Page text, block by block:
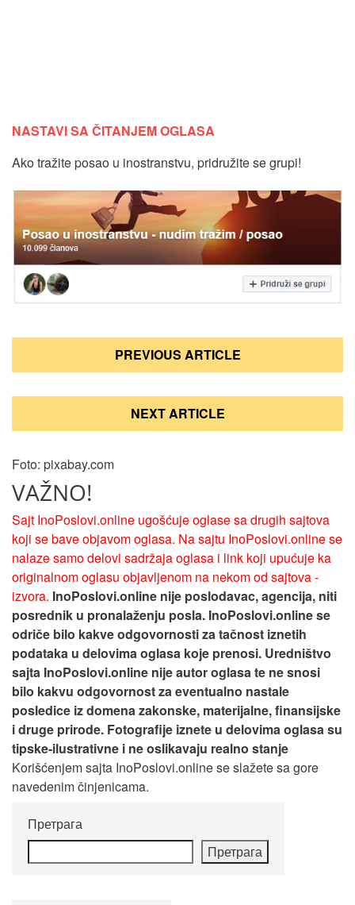
NASTAVI SA ČITANJEM OGLASA
Ako tražite posao u inostranstvu, pridružite se grupi!
Кретање
PREVIOUS ARTICLE
NEXT ARTICLE
Foto: pixabay.com
VAŽNO!
Sajt InoPoslovi.online ugošćuje oglase sa drugih sajtova
koji se bave objavom oglasa. Na sajtu InoPoslovi.online se
nalaze samo delovi sadržaja oglasa i link koji upućuje ka
originalnom oglasu objavljenom na nekom od sajtova -
izvora. InoPoslovi.online nije poslodavac, agencija, niti
posrednik u pronalaženju posla. InoPoslovi.online se
odriče bilo kakve odgovornosti za tačnost iznetih
podataka u delovima oglasa koje prenosi. Uredništvo
sajta InoPoslovi.online nije autor oglasa te ne snosi
bilo kakvu odgovornost za eventualno nastale
posledice iz domena zakonske, materijalne, finansijske
i druge prirode. Fotografije iznete u delovima oglasa su
tipske-ilustrativne i ne oslikavaju realno stanje
Korišćenjem sajta InoPoslovi.online se slažete sa gore
navedenim činjenicama.
Претрага
Претрага